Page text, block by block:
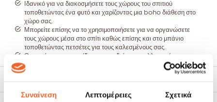
Συναίνεση Λεπτομέρειες Σχετικά
Ιδανικό για να διακοσμήσετε τους χώρους του σπιτιού
τοποθετώντας ένα φυτό και χαρίζοντας μια boho διάθεση στο
χώρο σας.
Μπορείτε επίσης να το χρησιμοποιήσετε για να οργανώσετε
τους χώρους μέσα στο σπίτι καθώς επίσης και στο μπάνιο
τοποθετώντας πετσέτες για τους καλεσμένους σας.
Οργανώστε τα παιχνίδια των παιδιών, τα καλλυντικά και τα
βιβλία σας.
Διαστάσεις: μήκος 28cm, πλάτος 18cm, ύψος 10cm.
καθαριστικό.